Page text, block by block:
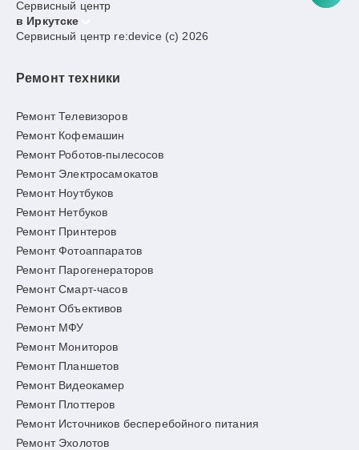
Сервисный центр
в Иркутске
Сервисный центр re:device (c) 2026
Ремонт техники
Ремонт Телевизоров
Ремонт Кофемашин
Ремонт Роботов-пылесосов
Ремонт Электросамокатов
Ремонт Ноутбуков
Ремонт Нетбуков
Ремонт Принтеров
Ремонт Фотоаппаратов
Ремонт Парогенераторов
Ремонт Смарт-часов
Ремонт Объективов
Ремонт МФУ
Ремонт Мониторов
Ремонт Планшетов
Ремонт Видеокамер
Ремонт Плоттеров
Ремонт Источников бесперебойного питания
Ремонт Эхолотов